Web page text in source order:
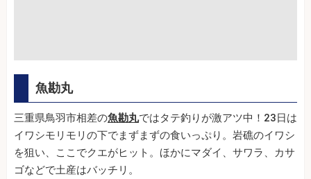
魚勘丸
三重県鳥羽市相差の魚勘丸ではタテ釣りが激アツ中！23日は
イワシモリモリの下でまずまずの食いっぷり。岩礁のイワシ
を狙い、ここでクエがヒット。ほかにマダイ、サワラ、カサ
ゴなどで土産はバッチリ。